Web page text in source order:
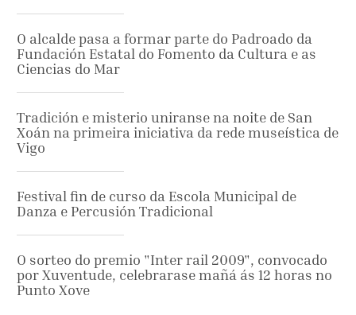
O alcalde pasa a formar parte do Padroado da
Fundación Estatal do Fomento da Cultura e as
Ciencias do Mar
Tradición e misterio uniranse na noite de San
Xoán na primeira iniciativa da rede museística de
Vigo
Festival fin de curso da Escola Municipal de
Danza e Percusión Tradicional
O sorteo do premio "Inter rail 2009", convocado
por Xuventude, celebrarase mañá ás 12 horas no
Punto Xove